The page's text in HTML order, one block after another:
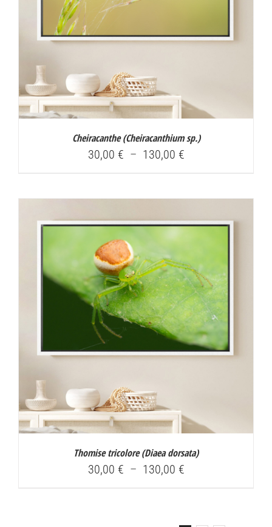
Cheiracanthe (Cheiracanthium sp.)
30,00 € – 130,00 €Plage
à
Thomise tricolore (Diaea dorsata)
30,00 € – 130,00 €Plage
30,00 €